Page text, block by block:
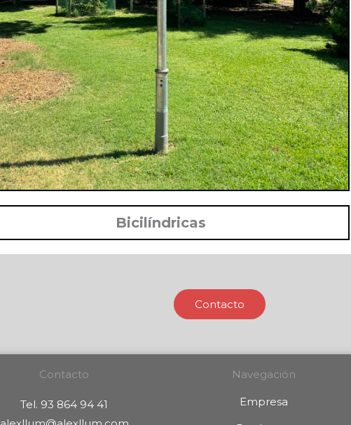
Bicilíndricas
Contacto
Contacto
Tel. 93 864 94 41
Navegación
Empresa